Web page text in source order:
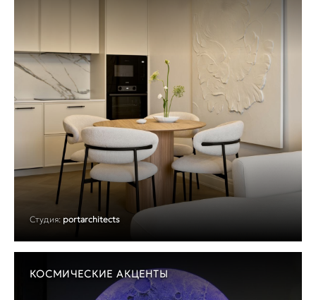
Студия: portarchitects
КОСМИЧЕСКИЕ АКЦЕНТЫ